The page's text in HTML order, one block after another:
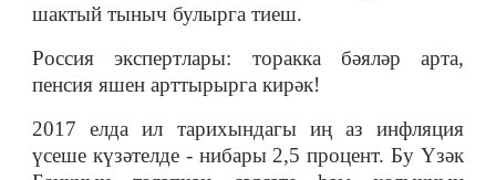
шактый тыныч булырга тиеш.
Россия экспертлары: торакка бәяләр арта,
пенсия яшен арттырырга кирәк!
2017 елда ил тарихындагы иң аз инфляция
үсеше күзәтелде - нибары 2,5 процент. Бу Үзәк